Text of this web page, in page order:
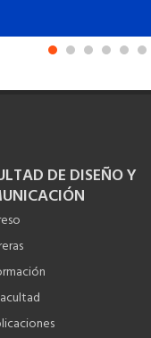
DE DISEÑO Y